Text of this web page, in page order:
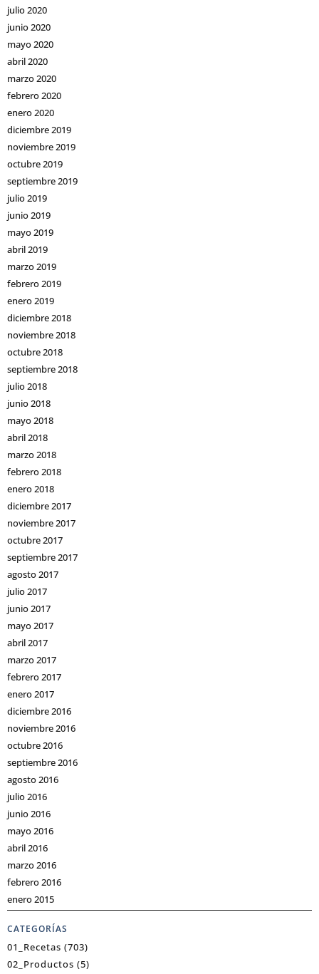
julio 2020
junio 2020
mayo 2020
abril 2020
marzo 2020
febrero 2020
enero 2020
diciembre 2019
noviembre 2019
octubre 2019
septiembre 2019
julio 2019
junio 2019
mayo 2019
abril 2019
marzo 2019
febrero 2019
enero 2019
diciembre 2018
noviembre 2018
octubre 2018
septiembre 2018
julio 2018
junio 2018
mayo 2018
abril 2018
marzo 2018
febrero 2018
enero 2018
diciembre 2017
noviembre 2017
octubre 2017
septiembre 2017
agosto 2017
julio 2017
junio 2017
mayo 2017
abril 2017
marzo 2017
febrero 2017
enero 2017
diciembre 2016
noviembre 2016
octubre 2016
septiembre 2016
agosto 2016
julio 2016
junio 2016
mayo 2016
abril 2016
marzo 2016
febrero 2016
enero 2015
CATEGORÍAS
01_Recetas (703)
02_Productos (5)